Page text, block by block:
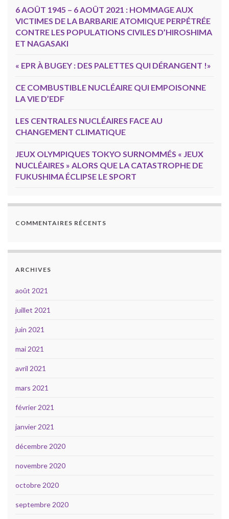
6 AOÛT 1945 – 6 AOÛT 2021 : HOMMAGE AUX
VICTIMES DE LA BARBARIE ATOMIQUE PERPÉTRÉE
CONTRE LES POPULATIONS CIVILES D’HIROSHIMA
ET NAGASAKI
« EPR À BUGEY : DES PALETTES QUI DÉRANGENT !»
CE COMBUSTIBLE NUCLÉAIRE QUI EMPOISONNE
LA VIE D’EDF
LES CENTRALES NUCLÉAIRES FACE AU
CHANGEMENT CLIMATIQUE
JEUX OLYMPIQUES TOKYO SURNOMMÉS « JEUX
NUCLÉAIRES » ALORS QUE LA CATASTROPHE DE
FUKUSHIMA ÉCLIPSE LE SPORT
COMMENTAIRES RÉCENTS
ARCHIVES
août 2021
juillet 2021
juin 2021
mai 2021
avril 2021
mars 2021
février 2021
janvier 2021
décembre 2020
novembre 2020
octobre 2020
septembre 2020